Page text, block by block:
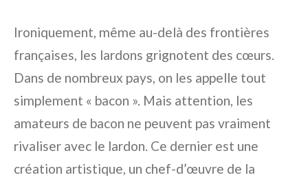
Ironiquement, même au-delà des frontières
françaises, les lardons grignotent des cœurs.
Dans de nombreux pays, on les appelle tout
simplement « bacon ». Mais attention, les
amateurs de bacon ne peuvent pas vraiment
rivaliser avec le lardon. Ce dernier est une
création artistique, un chef-d’œuvre de la